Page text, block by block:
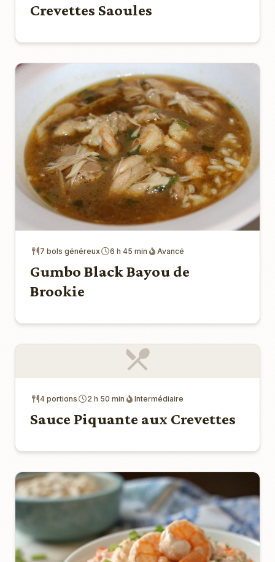
Crevettes Saoules
7 bols généreux 6 h 45 min Avancé
Gumbo Black Bayou de
Brookie
4 portions 2 h 50 min Intermédiaire
Sauce Piquante aux Crevettes